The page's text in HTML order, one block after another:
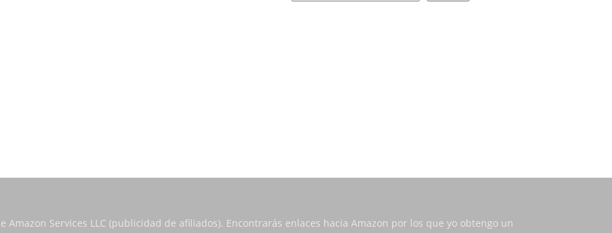
Services LLC (publicidad de afiliados). Encontrarás enlaces hacia Amazon por los que yo obtengo un